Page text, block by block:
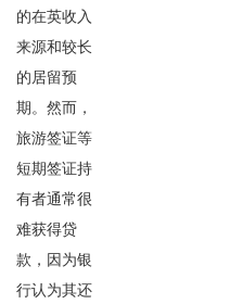
的在英收入
来源和较长
的居留预
期。然而，
旅游签证等
短期签证持
有者通常很
难获得贷
款，因为银
行认为其还